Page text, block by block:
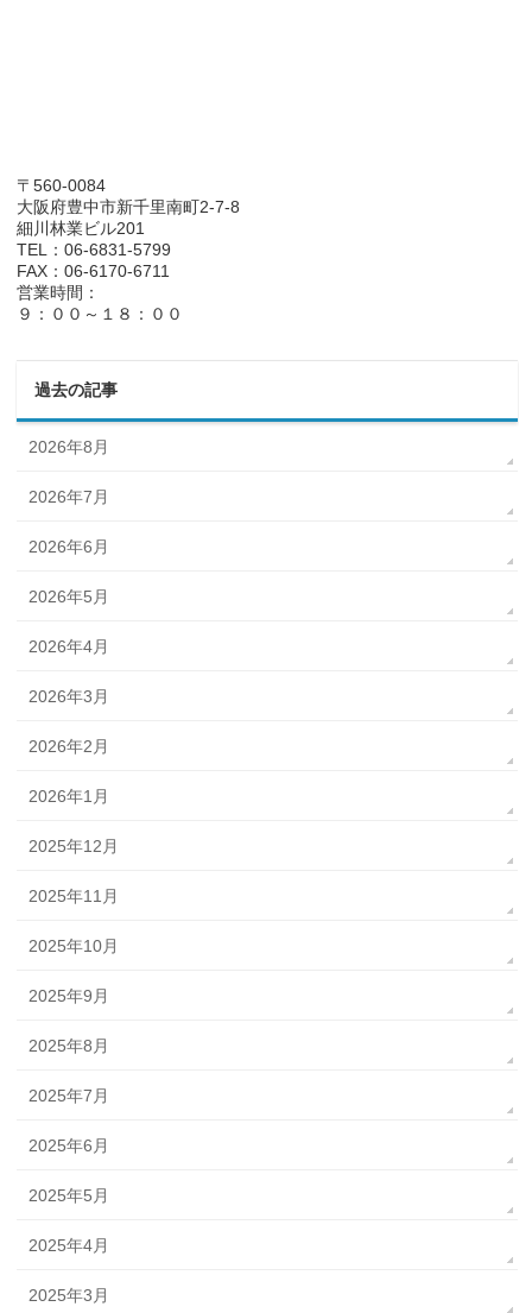
〒560-0084
大阪府豊中市新千里南町2-7-8
細川林業ビル201
TEL：06-6831-5799
FAX：06-6170-6711
営業時間：
９：００～１８：００
過去の記事
2026年8月
2026年7月
2026年6月
2026年5月
2026年4月
2026年3月
2026年2月
2026年1月
2025年12月
2025年11月
2025年10月
2025年9月
2025年8月
2025年7月
2025年6月
2025年5月
2025年4月
2025年3月